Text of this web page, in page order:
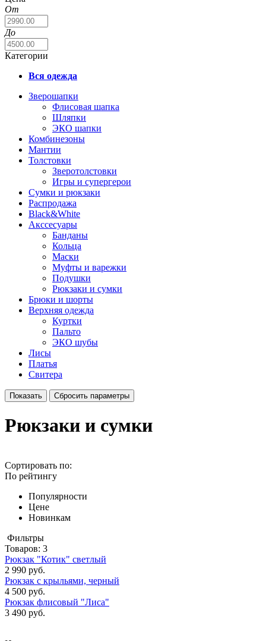
От
До
Категории
Вся одежда
Зверошапки
Флисовая шапка
Шляпки
ЭКО шапки
Комбинезоны
Мантии
Толстовки
Зверотолстовки
Игры и супергерои
Сумки и рюкзаки
Распродажа
Black&White
Акссесуары
Банданы
Кольца
Маски
Муфты и варежки
Подушки
Рюкзаки и сумки
Брюки и шорты
Верхняя одежда
Куртки
Пальто
ЭКО шубы
Лисы
Платья
Свитера
Рюкзаки и сумки
Сортировать по:
По рейтингу
Популярности
Цене
Новинкам
Фильтры
Товаров: 3
Рюкзак "Котик" светлый
2 990 руб.
Рюкзак с крыльями, черный
4 500 руб.
Рюкзак флисовый "Лиса"
3 490 руб.